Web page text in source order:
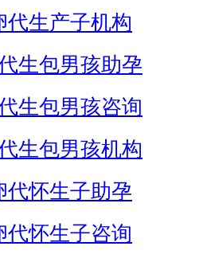
代生产子机构
生包男孩助孕
生包男孩咨询
生包男孩机构
代怀生子助孕
代怀生子咨询